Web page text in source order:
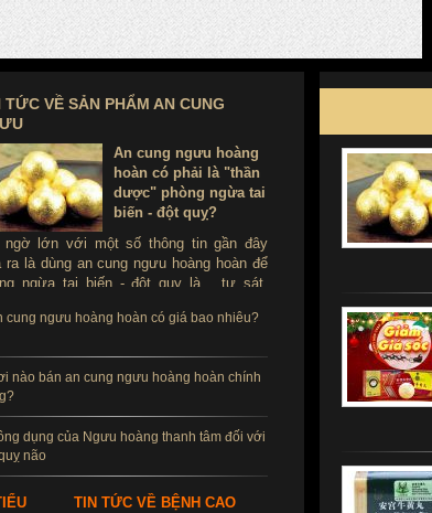
TỨC VỀ SẢN PHẨM AN CUNG
An cung ngưu hoàng
hoàn có phải là "thần
dược" phòng ngừa tai
biến - đột quỵ?
ngờ lớn với một số thông tin gần đây
ra là dùng an cung ngưu hoàng hoàn để
ngừa tai biến - đột quỵ là ...tự sát.
tai biến - đột quỵ không?
cung ngưu hoàng hoàn có giá bao nhiêu?
nào bán an cung ngưu hoàng hoàn chính
dụng của Ngưu hoàng thanh tâm đối với
não
TIN TỨC VỀ BỆNH CAO